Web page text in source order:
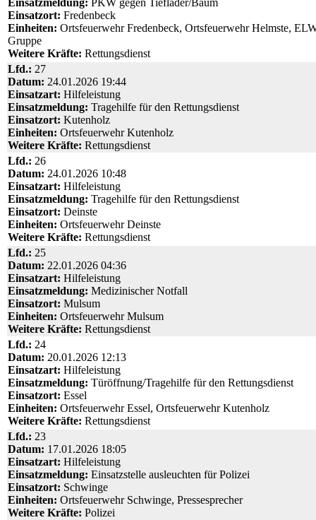
Einsatzmeldung: PKW gegen Tieflader/Baum
Einsatzort: Fredenbeck
Einheiten: Ortsfeuerwehr Fredenbeck, Ortsfeuerwehr Helmste,
Gruppe
Weitere Kräfte: Rettungsdienst
Lfd.: 27
Datum: 24.01.2026 19:44
Einsatzart: Hilfeleistung
Einsatzmeldung: Tragehilfe für den Rettungsdienst
Einsatzort: Kutenholz
Einheiten: Ortsfeuerwehr Kutenholz
Weitere Kräfte: Rettungsdienst
Lfd.: 26
Datum: 24.01.2026 10:48
Einsatzart: Hilfeleistung
Einsatzmeldung: Tragehilfe für den Rettungsdienst
Einsatzort: Deinste
Einheiten: Ortsfeuerwehr Deinste
Weitere Kräfte: Rettungsdienst
Lfd.: 25
Datum: 22.01.2026 04:36
Einsatzart: Hilfeleistung
Einsatzmeldung: Medizinischer Notfall
Einsatzort: Mulsum
Einheiten: Ortsfeuerwehr Mulsum
Weitere Kräfte: Rettungsdienst
Lfd.: 24
Datum: 20.01.2026 12:13
Einsatzart: Hilfeleistung
Einsatzmeldung: Türöffnung/Tragehilfe für den Rettungsdienst
Einsatzort: Essel
Einheiten: Ortsfeuerwehr Essel, Ortsfeuerwehr Kutenholz
Weitere Kräfte: Rettungsdienst
Lfd.: 23
Datum: 17.01.2026 18:05
Einsatzart: Hilfeleistung
Einsatzmeldung: Einsatzstelle ausleuchten für Polizei
Einsatzort: Schwinge
Einheiten: Ortsfeuerwehr Schwinge, Pressesprecher
Weitere Kräfte: Polizei